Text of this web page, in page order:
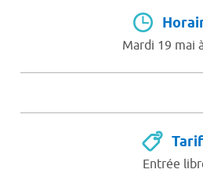
Mardi 19 mai
Entrée